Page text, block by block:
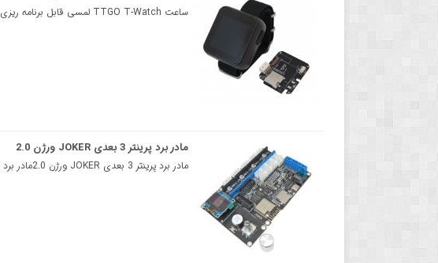
ساعت TTGO T-Watch لمسی قابل برنامه ریزی مجهز به ESP32 و برد توسعهساعت T-Watch یک کیت توسعه..
مادر برد پرینتر 3 بعدی JOKER ورژن 2.0
مادر برد پرینتر 3 بعدی JOKER ورژن 2.0مادر برد پرینتر 3 بعدی JOKER مبتنی بر میکروکنترلر ESP32 می باشد..